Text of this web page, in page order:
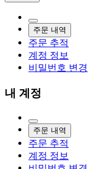
주문 내역
주문 추적
계정 정보
비밀번호 변경
내 계정
주문 내역
주문 추적
계정 정보